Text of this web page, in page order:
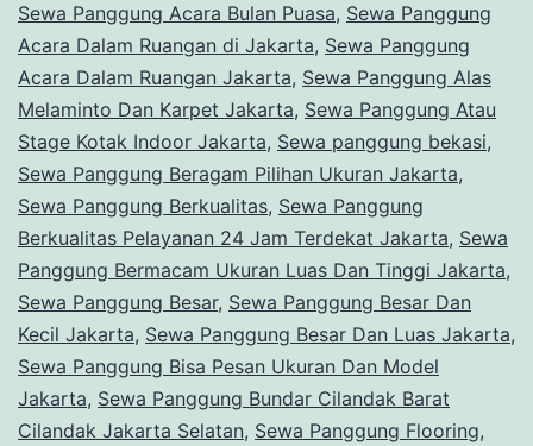
Sewa Panggung Acara Bulan Puasa, Sewa Panggung
Acara Dalam Ruangan di Jakarta, Sewa Panggung
Acara Dalam Ruangan Jakarta, Sewa Panggung Alas
Melaminto Dan Karpet Jakarta, Sewa Panggung Atau
Stage Kotak Indoor Jakarta, Sewa panggung bekasi,
Sewa Panggung Beragam Pilihan Ukuran Jakarta,
Sewa Panggung Berkualitas, Sewa Panggung
Berkualitas Pelayanan 24 Jam Terdekat Jakarta, Sewa
Panggung Bermacam Ukuran Luas Dan Tinggi Jakarta,
Sewa Panggung Besar, Sewa Panggung Besar Dan
Kecil Jakarta, Sewa Panggung Besar Dan Luas Jakarta,
Sewa Panggung Bisa Pesan Ukuran Dan Model
Jakarta, Sewa Panggung Bundar Cilandak Barat
Cilandak Jakarta Selatan, Sewa Panggung Flooring,